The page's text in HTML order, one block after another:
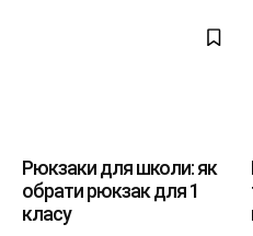
Рюкзаки для школи: як
обрати рюкзак для 1
класу